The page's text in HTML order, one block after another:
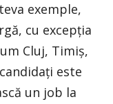
exemple,
cu excepția
Cluj, Timiș,
este
un job la